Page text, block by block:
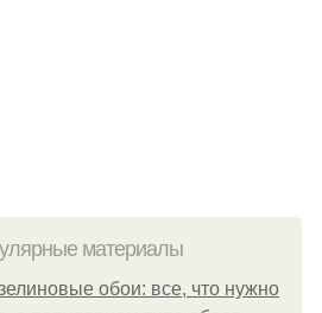
материалы
обои: все, что нужно